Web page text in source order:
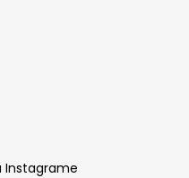
Instagrame